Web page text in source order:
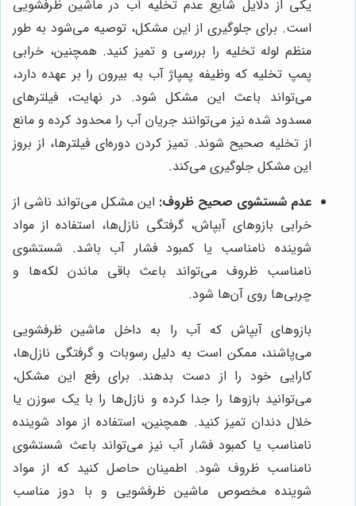
یکی از دلایل شایع عدم تخلیه آب در ماشین ظرفشویی
است. برای جلوگیری از این مشکل، توصیه می‌شود به طور
منظم لوله تخلیه را بررسی و تمیز کنید. همچنین، خرابی
پمپ تخلیه که وظیفه پمپاژ آب به بیرون را بر عهده دارد،
می‌تواند باعث این مشکل شود. در نهایت، فیلترهای
مسدود شده نیز می‌توانند جریان آب را محدود کرده و مانع
از تخلیه صحیح شوند. تمیز کردن دوره‌ای فیلترها، از بروز
این مشکل جلوگیری می‌کند.
عدم شستشوی صحیح ظروف: این مشکل می‌تواند ناشی از
خرابی بازوهای آبپاش، گرفتگی نازل‌ها، استفاده از مواد
شوینده نامناسب یا کمبود فشار آب باشد. شستشوی
نامناسب ظروف می‌تواند باعث باقی ماندن لکه‌ها و
چربی‌ها روی آن‌ها شود.
بازوهای آبپاش که آب را به داخل ماشین ظرفشویی
می‌پاشند، ممکن است به دلیل رسوبات و گرفتگی نازل‌ها،
کارایی خود را از دست بدهند. برای رفع این مشکل،
می‌توانید بازوها را جدا کرده و نازل‌ها را با یک سوزن یا
خلال دندان تمیز کنید. همچنین، استفاده از مواد شوینده
نامناسب یا کمبود فشار آب نیز می‌تواند باعث شستشوی
نامناسب ظروف شود. اطمینان حاصل کنید که از مواد
شوینده مخصوص ماشین ظرفشویی و با دوز مناسب